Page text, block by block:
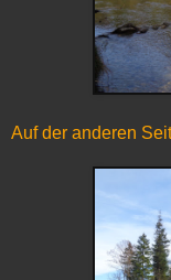
Auf der anderen